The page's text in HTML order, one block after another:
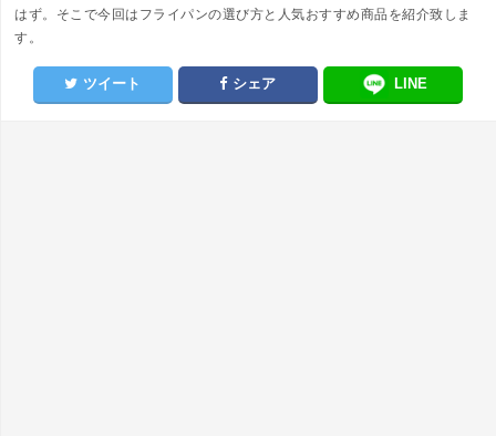
はず。そこで今回はフライパンの選び方と人気おすすめ商品を紹介致しま
す。
ツイート シェア LINE